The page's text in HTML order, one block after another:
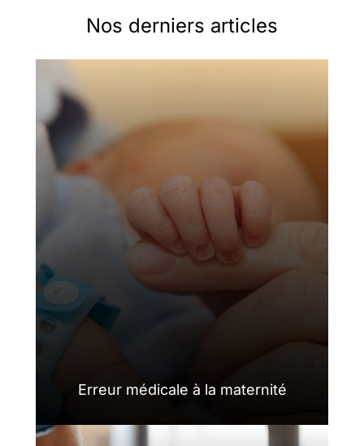
Nos derniers articles
Erreur médicale à la maternité